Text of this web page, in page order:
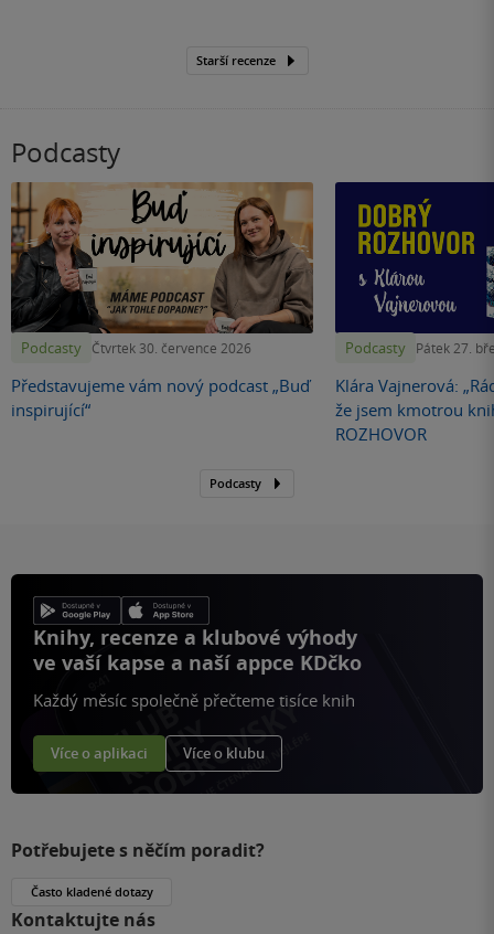
Starší recenze
Podcasty
Podcasty Čtvrtek 30. července 2026
Představujeme vám nový podcast „Buď
inspirující“
Podcasty Pátek 27.
Klára Vajnerová:
že jsem kmotrou
ROZHOVOR
Podcasty
Knihy, recenze a klubové výhody
ve vaší kapse a naší appce KDčko
Každý měsíc společně přečteme tisíce knih
Více o aplikaci Více o klubu
Potřebujete s něčím poradit?
Často kladené dotazy
Kontaktujte nás